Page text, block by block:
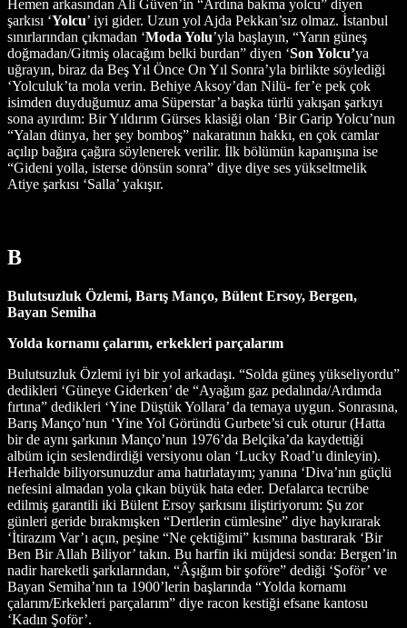
Hemen arkasından Ali Güven’in “Ardına bakma yolcu” diyen
şarkısı ‘Yolcu’ iyi gider. Uzun yol Ajda Pekkan’sız olmaz. İstanbul
sınırlarından çıkmadan ‘Moda Yolu’yla başlayın, “Yarın güneş
doğmadan/Gitmiş olacağım belki burdan” diyen ‘Son Yolcu’ya
uğrayın, biraz da Beş Yıl Önce On Yıl Sonra’yla birlikte söylediği
‘Yolculuk’ta mola verin. Behiye Aksoy’dan Nilü- fer’e pek çok
isimden duyduğumuz ama Süperstar’a başka türlü yakışan şarkıyı
sona ayırdım: Bir Yıldırım Gürses klasiği olan ‘Bir Garip Yolcu’nun
“Yalan dünya, her şey bomboş” nakaratının hakkı, en çok camlar
açılıp bağıra çağıra söylenerek verilir. İlk bölümün kapanışına ise
“Gideni yolla, isterse dönsün sonra” diye diye ses yükseltmelik
Atiye şarkısı ‘Salla’ yakışır.
B
Bulutsuzluk Özlemi, Barış Manço, Bülent Ersoy, Bergen,
Bayan Semiha
Yolda kornamı çalarım, erkekleri parçalarım
Bulutsuzluk Özlemi iyi bir yol arkadaşı. “Solda güneş yükseliyordu”
dedikleri ‘Güneye Giderken’ de “Ayağım gaz pedalında/Ardımda
fırtına” dedikleri ‘Yine Düştük Yollara’ da temaya uygun. Sonrasına,
Barış Manço’nun ‘Yine Yol Göründü Gurbete’si cuk oturur (Hatta
bir de aynı şarkının Manço’nun 1976’da Belçika’da kaydettiği
albüm için seslendirdiği versiyonu olan ‘Lucky Road’u dinleyin).
Herhalde biliyorsunuzdur ama hatırlatayım; yanına ‘Diva’nın güçlü
nefesini almadan yola çıkan büyük hata eder. Defalarca tecrübe
edilmiş garantili iki Bülent Ersoy şarkısını iliştiriyorum: Şu zor
günleri geride bırakmışken “Dertlerin cümlesine” diye haykırarak
‘İtirazım Var’ı açın, peşine “Ne çektiğimi” kısmına bastırarak ‘Bir
Ben Bir Allah Biliyor’ takın. Bu harfin iki müjdesi sonda: Bergen’in
nadir hareketli şarkılarından, “Âşığım bir şoföre” dediği ‘Şoför’ ve
Bayan Semiha’nın ta 1900’lerin başlarında “Yolda kornamı
çalarım/Erkekleri parçalarım” diye racon kestiği efsane kantosu
‘Kadın Şoför’.